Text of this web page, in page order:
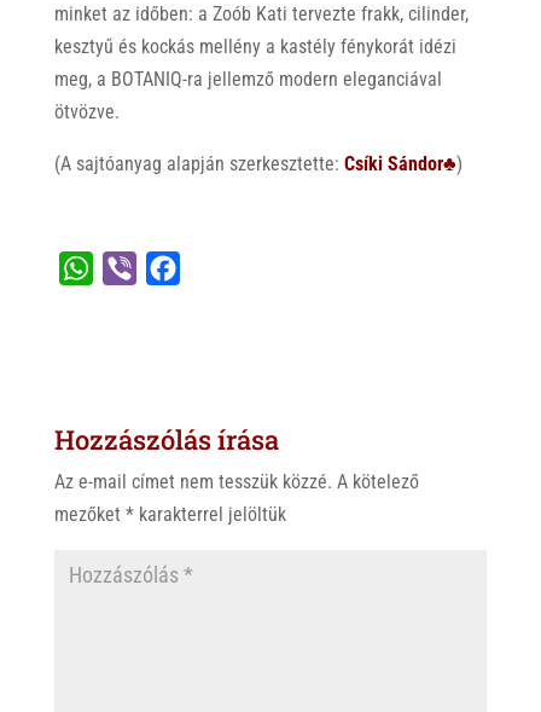
minket az időben: a Zoób Kati tervezte frakk, cilinder,
kesztyű és kockás mellény a kastély fénykorát idézi
meg, a BOTANIQ-ra jellemző modern eleganciával
ötvözve.
(A sajtóanyag alapján szerkesztette: Csíki Sándor♣)
A
p
o
k
Hozzászólás írása
Az e-mail címet nem tesszük közzé. A kötelező
mezőket *karakterrel jelöltük